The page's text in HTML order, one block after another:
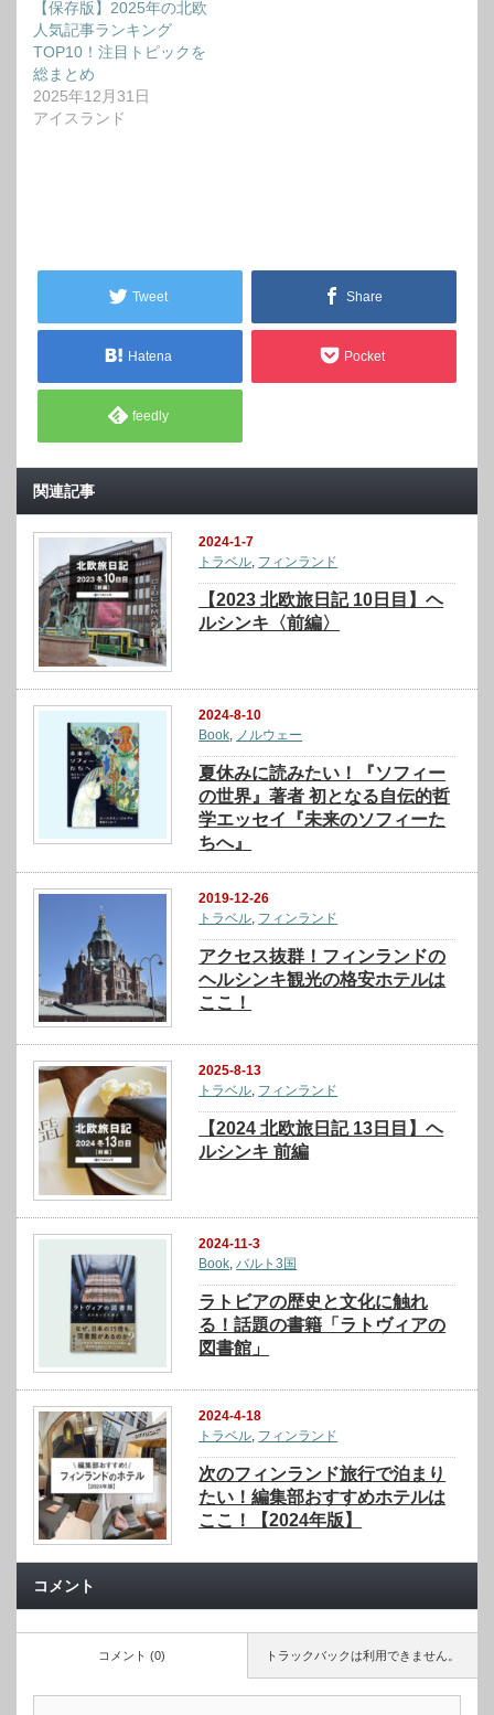
【保存版】2025年の北欧
人気記事ランキング
TOP10！注目トピックを
総まとめ
2025年12月31日
アイスランド
Tweet Share
Hatena Pocket
feedly
関連記事
2024-1-7
トラベル, フィンランド
【2023 北欧旅日記 10日目】ヘ
ルシンキ〈前編〉
2024-8-10
Book
ノルウェー
夏休みに読みたい！『ソフィー
の世界』著者 初となる自伝的哲
学エッセイ『未来のソフィーた
ちへ』
2019-12-26
トラベル フィンランド
アクセス抜群！フィンランドの
ヘルシンキ観光の格安ホテルは
ここ！
2025-8-13
トラベル, フィンランド
【2024 北欧旅日記 13日目】ヘ
ルシンキ 前編
2024-11-3
Book バルト3国
ラトビアの歴史と文化に触れ
る！話題の書籍「ラトヴィアの
図書館」
2024-4-18
トラベル, フィンランド
次のフィンランド旅行で泊まり
たい！編集部おすすめホテルは
ここ！【2024年版】
コメント
トラックバックは利用できません。
コメント (0)